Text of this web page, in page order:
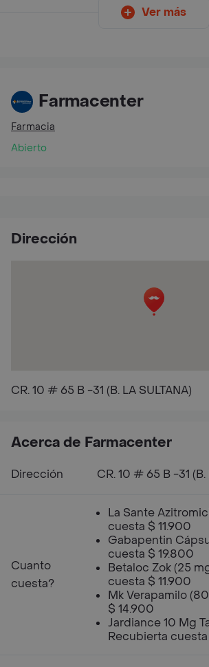
Ver más
Farmacenter
Farmacia
Abierto
Dirección
CR. 10 # 65 B -31 (B. LA SULTANA)
Acerca de Farmacenter
Dirección CR. 10 # 65 B -31 (B.
Cuanto
cuesta?
La Sante
cuesta $ 11.900
Gabapentin
cuesta $ 19.800
Betaloc Zok (25
cuesta $ 11.900
Mk Verapamilo
$ 14.900
Jardiance 10 Mg
Recubierta cuesta